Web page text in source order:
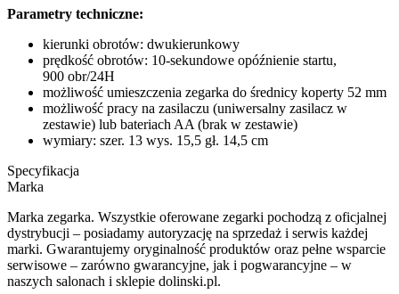
Parametry techniczne:
kierunki obrotów: dwukierunkowy
prędkość obrotów: 10-sekundowe opóźnienie startu,
900 obr/24H
możliwość umieszczenia zegarka do średnicy koperty 52 mm
możliwość pracy na zasilaczu (uniwersalny zasilacz w
zestawie) lub bateriach AA (brak w zestawie)
wymiary: szer. 13 wys. 15,5 gł. 14,5 cm
Specyfikacja
Marka
Marka zegarka. Wszystkie oferowane zegarki pochodzą z oficjalnej
dystrybucji – posiadamy autoryzację na sprzedaż i serwis każdej
marki. Gwarantujemy oryginalność produktów oraz pełne wsparcie
serwisowe – zarówno gwarancyjne, jak i pogwarancyjne – w
naszych salonach i sklepie dolinski.pl.